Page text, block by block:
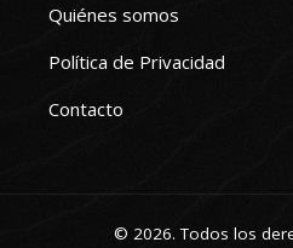
Quiénes somos
Política de Privacidad
Contacto
© 2026. Todos los